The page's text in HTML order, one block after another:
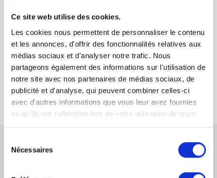
Ce site web utilise des cookies.
Les cookies nous permettent de personnaliser le contenu
et les annonces, d'offrir des fonctionnalités relatives aux
médias sociaux et d'analyser notre trafic. Nous
partageons également des informations sur l'utilisation de
notre site avec nos partenaires de médias sociaux, de
publicité et d'analyse, qui peuvent combiner celles-ci
avec d'autres informations que vous leur avez fournies
ou qu'ils ont collectées lors de votre utilisation de leurs
services.
Nécessaires
Assurances construction obligatoires
Assurance emprunteur
CONTACTEZ-NOUS